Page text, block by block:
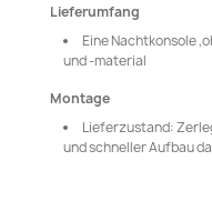
Lieferumfang
Eine Nachtkonsole
und -material
Montage
Lieferzustand:
und schneller Aufbau